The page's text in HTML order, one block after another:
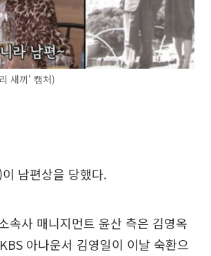
새끼' 캡처)
남편상을 당했다.
속사 매니지먼트 윤산 측은 김영옥
아나운서 김영일이 이날 숙환으